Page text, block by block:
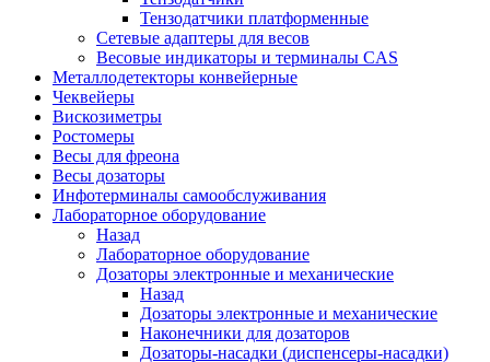
Тензодатчики платформенные
Сетевые адаптеры для весов
Весовые индикаторы и терминалы CAS
Металлодетекторы конвейерные
Чеквейеры
Вискозиметры
Ростомеры
Весы для фреона
Весы дозаторы
Инфотерминалы самообслуживания
Лабораторное оборудование
Назад
Лабораторное оборудование
Дозаторы электронные и механические
Назад
Дозаторы электронные и механические
Наконечники для дозаторов
Дозаторы-насадки (диспенсеры-насадки)